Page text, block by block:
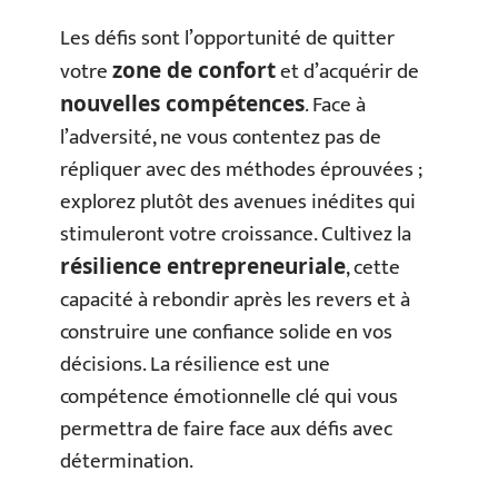
Les défis sont l’opportunité de quitter
votrezone de confortet d’acquérir de
nouvelles compétences. Face à
l’adversité, ne vous contentez pas de
répliquer avec des méthodes éprouvées ;
explorez plutôt des avenues inédites qui
stimuleront votre croissance. Cultivez la
résilience entrepreneuriale, cette
capacité à rebondir après les revers et à
construire une confiance solide en vos
décisions. La résilience est une
compétence émotionnelle clé qui vous
permettra de faire face aux défis avec
détermination.